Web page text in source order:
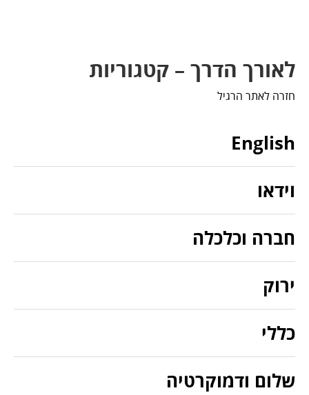
לאורך הדרך – קטגוריות
חזרה לאתר הרגיל
English
וידאו
חברה וכלכלה
ירוק
כללי
שלום ודמוקרטיה